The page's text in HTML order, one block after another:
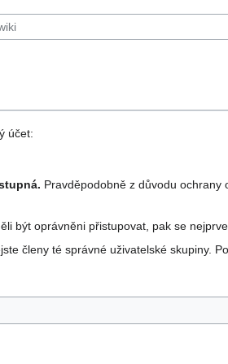
účet:
Pravděpodobně z důvodu
být oprávněni přistupovat, pak se
členy té správné uživatelské skupiny.